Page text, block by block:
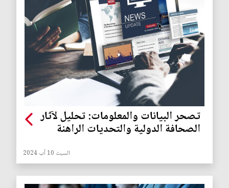
تصحر البيانات والمعلومات: تحليل لآثار
الصحافة الدولية والتحديات الراهنة
السبت 10 آب 2024